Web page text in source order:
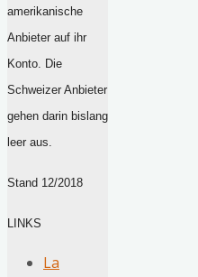
amerikanische
Anbieter auf ihr
Konto. Die
Schweizer Anbieter
gehen darin bislang
leer aus.
Stand 12/2018
LINKS
La